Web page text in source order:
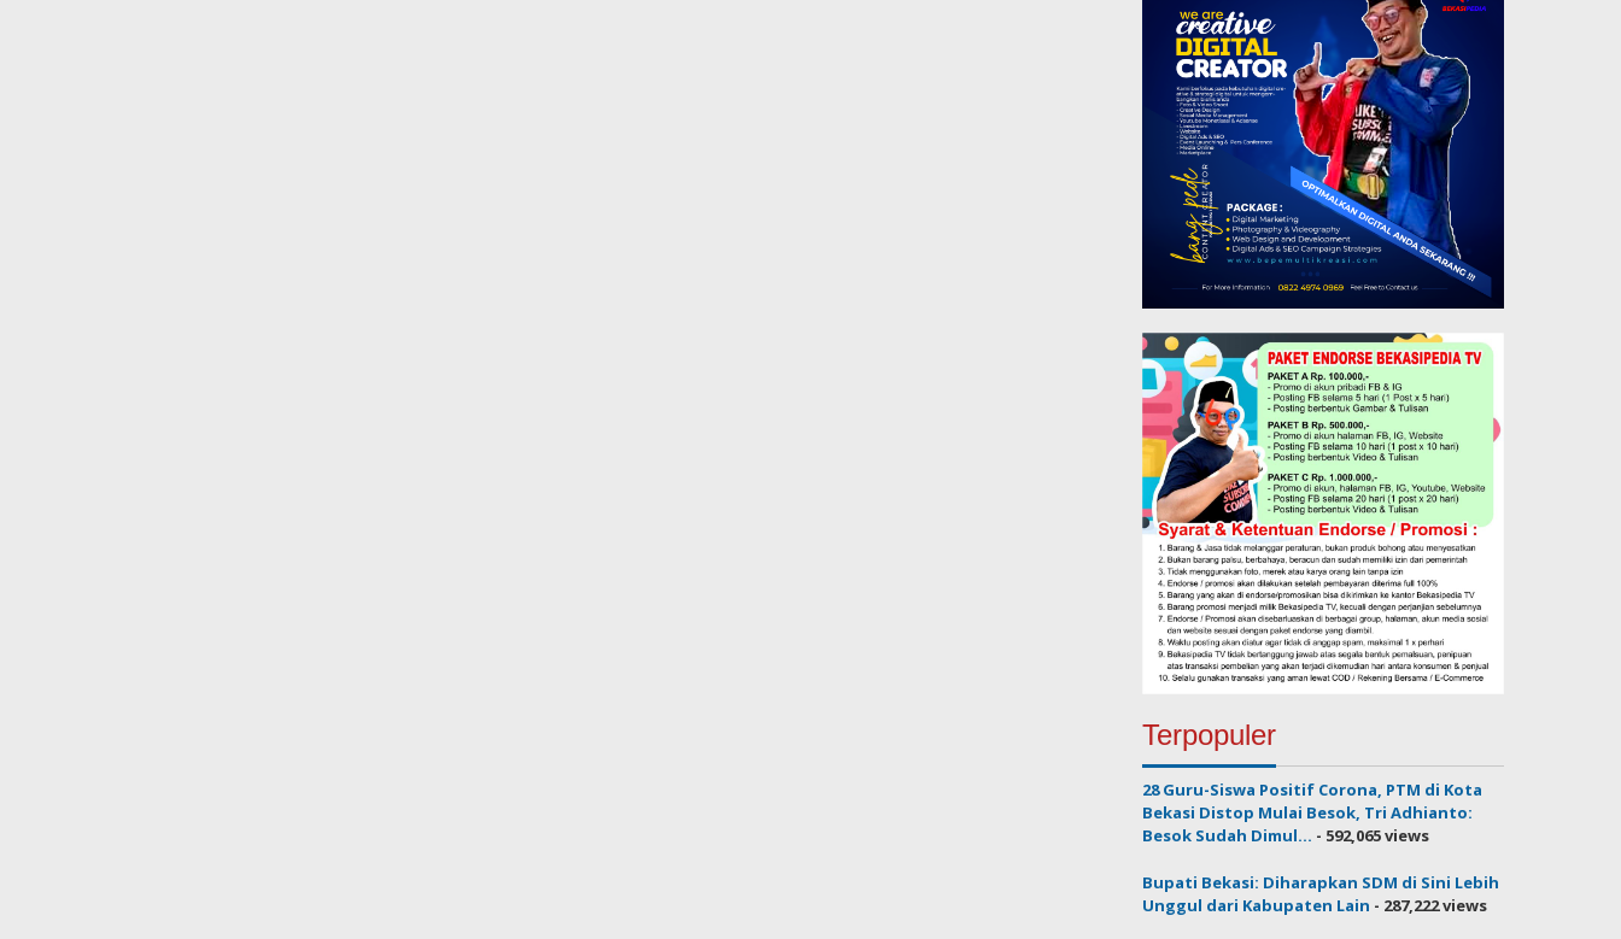
Terpopuler
28 Guru-Siswa Positif Corona, PTM di Kota
Bekasi Distop Mulai Besok, Tri Adhianto:
Besok Sudah Dimul... - 592,065 views
Bupati Bekasi: Diharapkan SDM di Sini Lebih
Unggul dari Kabupaten Lain - 287,222 views